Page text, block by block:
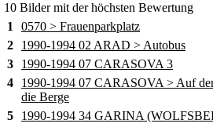
10 Bilder mit der höchsten Bewertung
1
0570 > Frauenparkplatz
2
1990-1994 02 ARAD > Autobus
3
1990-1994 07 CARASOVA 3
4
1990-1994 07 CARASOVA > Auf
die Berge
5
1990-1994 34 GARINA